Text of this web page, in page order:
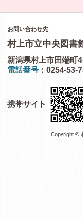
お問い合わせ先
村上市立中央図書
新潟県村上市田端町
電話番号 ：0254-53-
携帯サイト
Copyright ©